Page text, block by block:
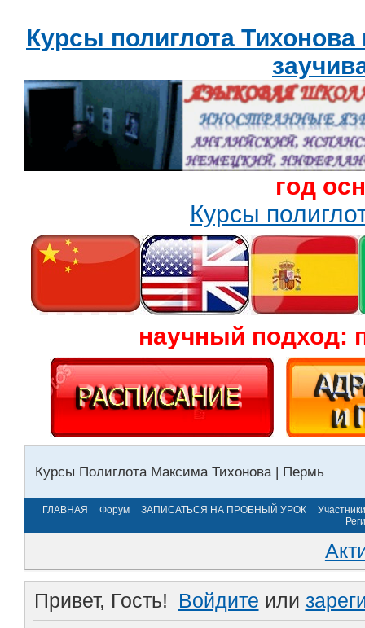
Курсы полиглота
год
Курсы
научный подход:
Курсы Полиглота Максима Тихонова | Пермь
ГЛАВНАЯ Форум ЗАПИСАТЬСЯ НА ПРОБНЫЙ УРОК
Участники
Привет, Гость! Войдите или